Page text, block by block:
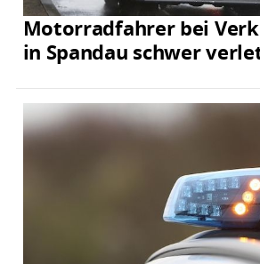
Motorradfahrer bei
in Spandau schwer